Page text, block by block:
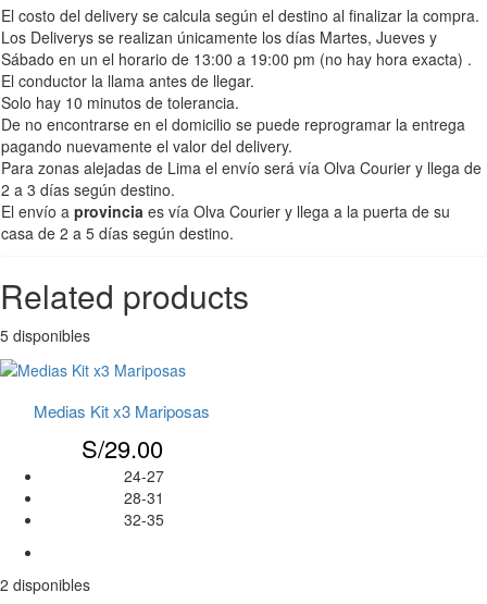
El costo del delivery se calcula según el destino al finalizar la compra.
Los Deliverys se realizan únicamente los días Martes, Jueves y
Sábado en un el horario de 13:00 a 19:00 pm (no hay hora exacta) .
El conductor la llama antes de llegar.
Solo hay 10 minutos de tolerancia.
De no encontrarse en el domicilio se puede reprogramar la entrega
pagando nuevamente el valor del delivery.
Para zonas alejadas de Lima el envío será vía Olva Courier y llega de
2 a 3 días según destino.
El envío a provincia es vía Olva Courier y llega a la puerta de su
casa de 2 a 5 días según destino.
Related products
5 disponibles
Medias Kit x3 Mariposas
S/29.00
24-27
28-31
32-35
2 disponibles